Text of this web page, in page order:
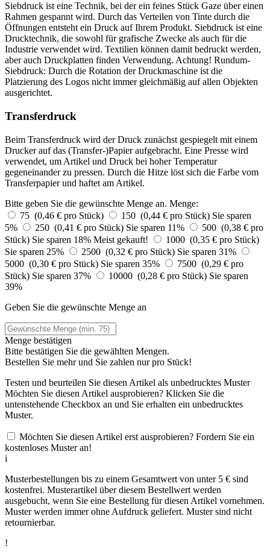
Siebdruck ist eine Technik, bei der ein feines Stück Gaze über einen
Rahmen gespannt wird. Durch das Verteilen von Tinte durch die
Öffnungen entsteht ein Druck auf Ihrem Produkt. Siebdruck ist eine
Drucktechnik, die sowohl für grafische Zwecke als auch für die
Industrie verwendet wird. Textilien können damit bedruckt werden,
aber auch Druckplatten finden Verwendung. Achtung! Rundum-
Siebdruck: Durch die Rotation der Druckmaschine ist die
Platzierung des Logos nicht immer gleichmäßig auf allen Objekten
ausgerichtet.
Transferdruck
Beim Transferdruck wird der Druck zunächst gespiegelt mit einem
Drucker auf das (Transfer-)Papier aufgebracht. Eine Presse wird
verwendet, um Artikel und Druck bei hoher Temperatur
gegeneinander zu pressen. Durch die Hitze löst sich die Farbe vom
Transferpapier und haftet am Artikel.
Bitte geben Sie die gewünschte Menge an. Menge:
75 (0,46 € pro Stück)
150 (0,44 € pro Stück) Sie sparen
5%
250 (0,41 € pro Stück) Sie sparen 11%
500 (0,38 € pro
Stück) Sie sparen 18% Meist gekauft!
1000 (0,35 € pro Stück)
Sie sparen 25%
2500 (0,32 € pro Stück) Sie sparen 31%
5000 (0,30 € pro Stück) Sie sparen 35%
7500 (0,29 € pro
Stück) Sie sparen 37% 10000 (0,28 € pro Stück) Sie sparen
39%
Geben Sie die gewünschte Menge an
Menge bestätigen
Bitte bestätigen Sie die gewählten Mengen.
Bestellen Sie mehr und Sie zahlen nurpro Stück!
Testen und beurteilen Sie diesen Artikel als unbedrucktes Muster
Möchten Sie diesen Artikel ausprobieren? Klicken Sie die
untenstehende Checkbox an und Sie erhalten ein unbedrucktes
Muster.
Möchten Sie diesen Artikel erst ausprobieren? Fordern Sie ein
kostenloses Muster an!
i
Musterbestellungen bis zu einem Gesamtwert von unter 5 € sind
kostenfrei. Musterartikel über diesem Bestellwert werden
ausgebucht, wenn Sie eine Bestellung für diesen Artikel vornehmen.
Muster werden immer ohne Aufdruck geliefert. Muster sind nicht
retournierbar.
!